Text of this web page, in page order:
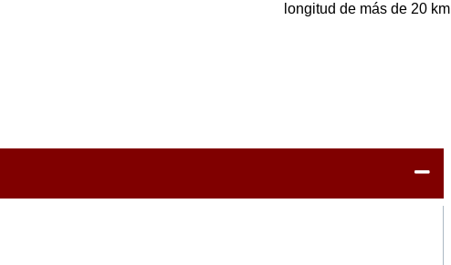
longitud de más de 20 km